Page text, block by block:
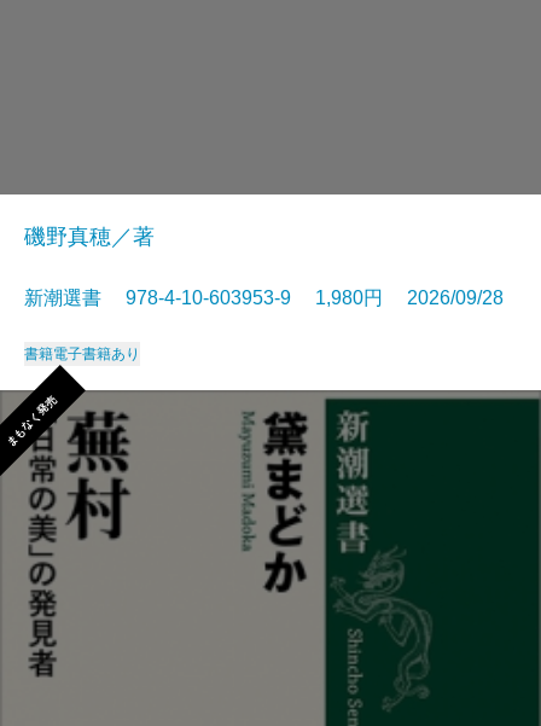
磯野真穂／著
新潮選書 978-4-10-603953-9 1,980円 2026/09/28
書籍電子書籍あり
まもなく発売